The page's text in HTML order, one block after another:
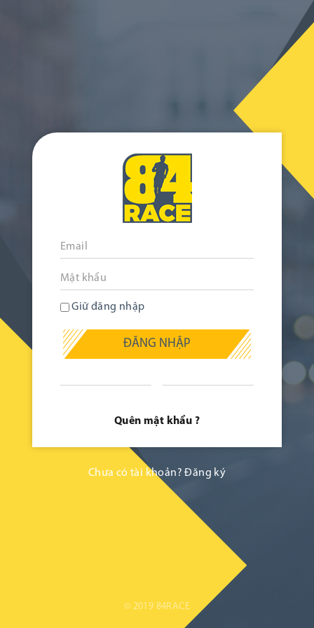
Giữ đăng nhập
ĐĂNG NHẬP
Quên mật khẩu ?
Chưa có tài khoản?Đăng ký
© 2019 84RACE